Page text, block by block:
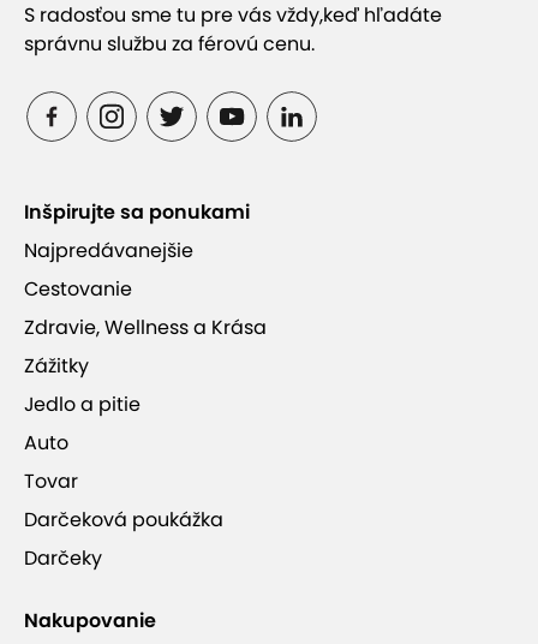
S radosťou sme tu pre vás vždy,keď hľadáte
správnu službu za férovú cenu.
Inšpirujte sa ponukami
Najpredávanejšie
Cestovanie
Zdravie, Wellness a Krása
Zážitky
Jedlo a pitie
Auto
Tovar
Darčeková poukážka
Darčeky
Nakupovanie